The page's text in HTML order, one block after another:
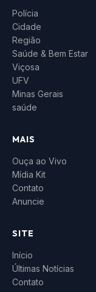
Polícia
Cidade
Região
Saúde & Bem Estar
Viçosa
UFV
Minas Gerais
saúde
MAIS
Ouça ao Vivo
Mídia Kit
Contato
Anuncie
SITE
Início
Últimas Notícias
Contato